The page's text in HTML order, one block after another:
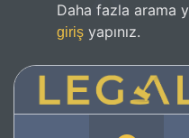
Daha fazla arama
giriş yapınız.